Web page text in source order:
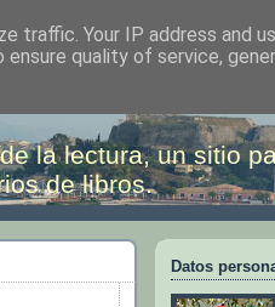
la lectura, un sitio
de libros.
Datos
traffic. Your IP address and
quality of service,